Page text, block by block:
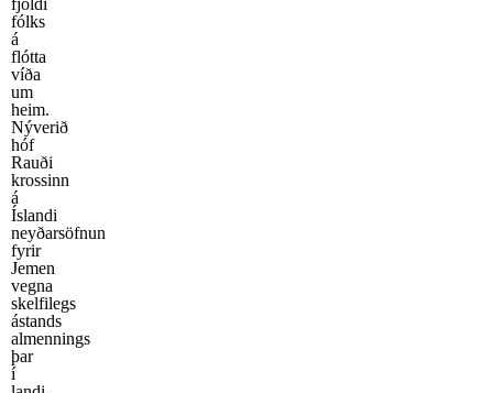
fólks
á
flótta
víða
um
heim.
Nýverið
hóf
Rauði
krossinn
á
Íslandi
neyðarsöfnun
fyrir
Jemen
vegna
skelfilegs
ástands
almennings
þar
í